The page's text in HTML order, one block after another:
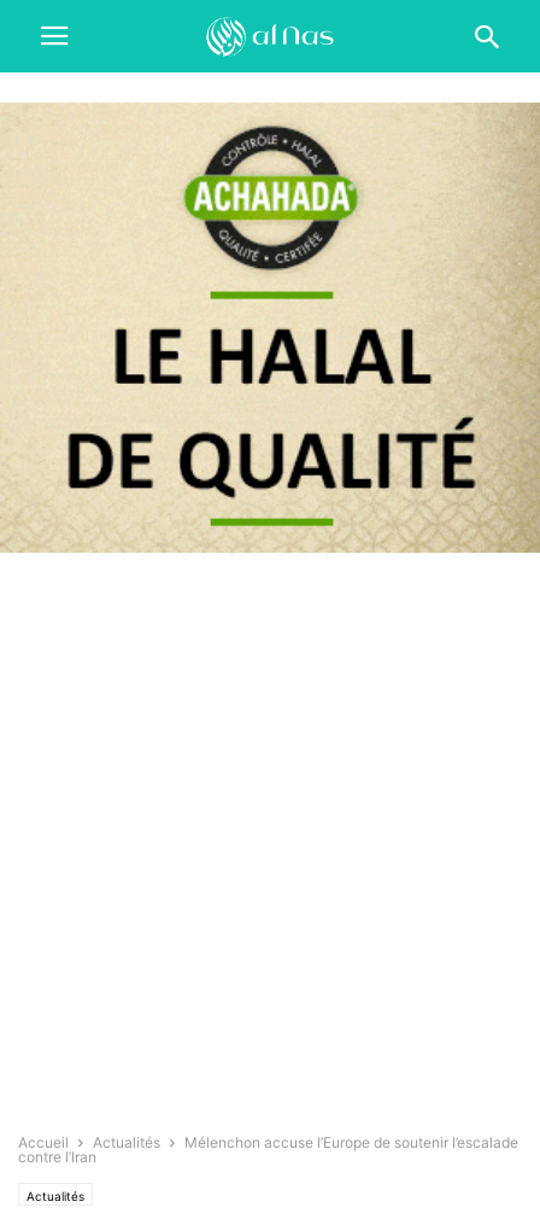
Accueil Actualités
Mélenchon accuse l’Europe de soutenir l’escalade
contre l’Iran
Actualités